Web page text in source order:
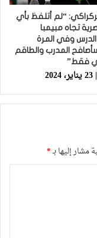
“لم أتلفظ بأي
تجاه مبيمبا
وفي المرة
المدرب والطاقم
فقط”
مشار إليها بـ*